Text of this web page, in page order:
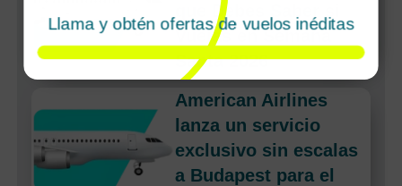
que Debes Saber si
Vuelas en Semana
Santa 2026
American Airlines
lanza un servicio
exclusivo sin escalas
a Budapest para el
Llama y obtén ofertas de vuelos inéditas